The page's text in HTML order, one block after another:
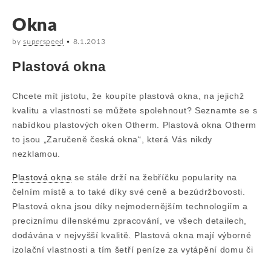
Okna
bysuperspeed • 8.1.2013
Plastová okna
Chcete mít jistotu, že koupíte plastová okna, na jejichž
kvalitu a vlastnosti se můžete spolehnout? Seznamte se s
nabídkou plastových oken Otherm. Plastová okna Otherm
to jsou „Zaručeně česká okna“, která Vás nikdy
nezklamou.
Plastová okna se stále drží na žebříčku popularity na
čelním místě a to také díky své ceně a bezúdržbovosti.
Plastová okna jsou díky nejmodernějším technologiím a
preciznímu dílenskému zpracování, ve všech detailech,
dodávána v nejvyšší kvalitě. Plastová okna mají výborné
izolační vlastnosti a tím šetří peníze za vytápění domu či